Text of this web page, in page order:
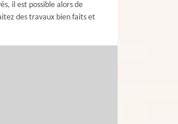
il est possible alors de
des travaux bien faits et